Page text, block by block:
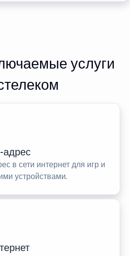
услуги
адрес
в сети интернет для игр и
устройствами.